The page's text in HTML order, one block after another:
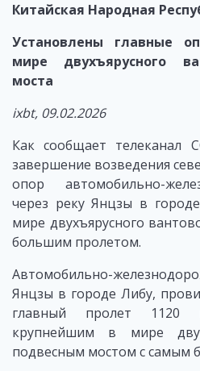
Китайская Народная
Установлены главные
мире двухъярусного
моста
ixbt, 09.02.2026
Как сообщает телеканал
завершение возведения
опор автомобильно-
через реку Янцзы в
мире двухъярусного
большим пролетом.
Автомобильно-
Янцзы в городе Либу,
главный пролет 1120
крупнейшим в мире
подвесным мостом с самым